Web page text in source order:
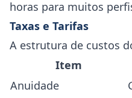
horas para muitos
Taxas e Tarifas
A estrutura de custos
Item
Anuidade